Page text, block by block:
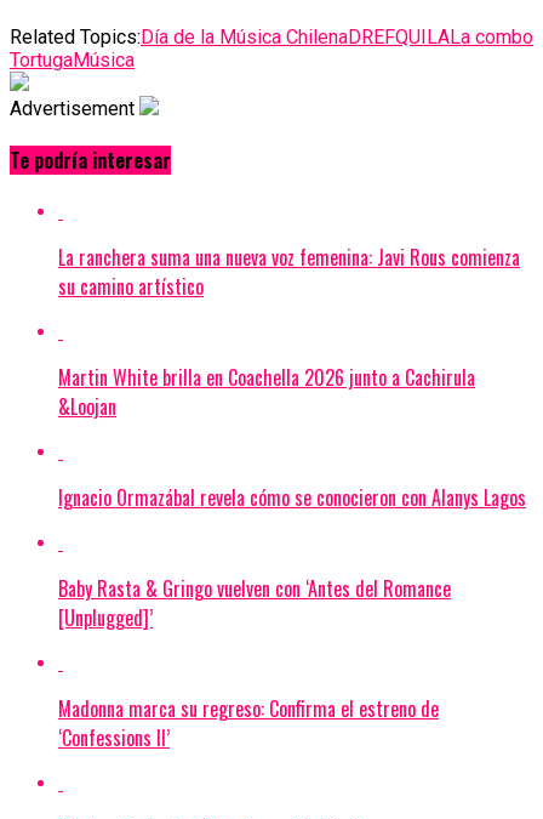
Related Topics:Día de la Música ChilenaDREFQUILALa combo
TortugaMúsica
Advertisement
Te podría interesar
La ranchera suma una nueva voz femenina: Javi Rous comienza
su camino artístico
Martin White brilla en Coachella 2026 junto a Cachirula
&Loojan
Ignacio Ormazábal revela cómo se conocieron con Alanys Lagos
Baby Rasta & Gringo vuelven con ‘Antes del Romance
[Unplugged]’
Madonna marca su regreso: Confirma el estreno de
‘Confessions II’